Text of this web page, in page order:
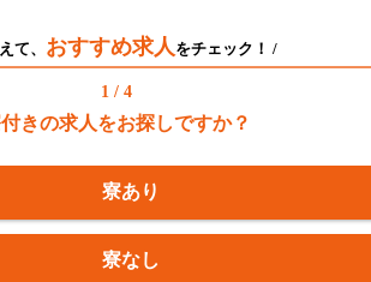
て、 おすすめ求人 をチェック！ /
1 / 4
きの求人をお探しですか？
寮あり
寮なし